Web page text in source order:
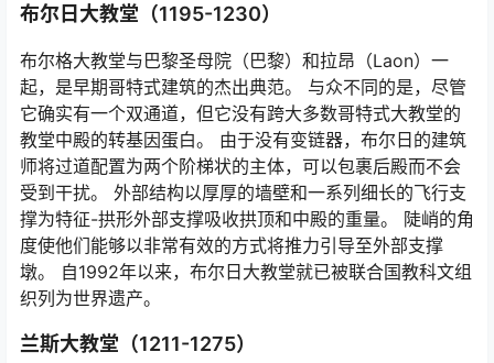
布尔日大教堂（1195-1230）
布尔格大教堂与巴黎圣母院（巴黎）和拉昂（Laon）一
起，是早期哥特式建筑的杰出典范。 与众不同的是，尽管
它确实有一个双通道，但它没有跨大多数哥特式大教堂的
教堂中殿的转基因蛋白。 由于没有变链器，布尔日的建筑
师将过道配置为两个阶梯状的主体，可以包裹后殿而不会
受到干扰。 外部结构以厚厚的墙壁和一系列细长的飞行支
撑为特征-拱形外部支撑吸收拱顶和中殿的重量。 陡峭的角
度使他们能够以非常有效的方式将推力引导至外部支撑
墩。 自1992年以来，布尔日大教堂就已被联合国教科文组
织列为世界遗产。
兰斯大教堂（1211-1275）